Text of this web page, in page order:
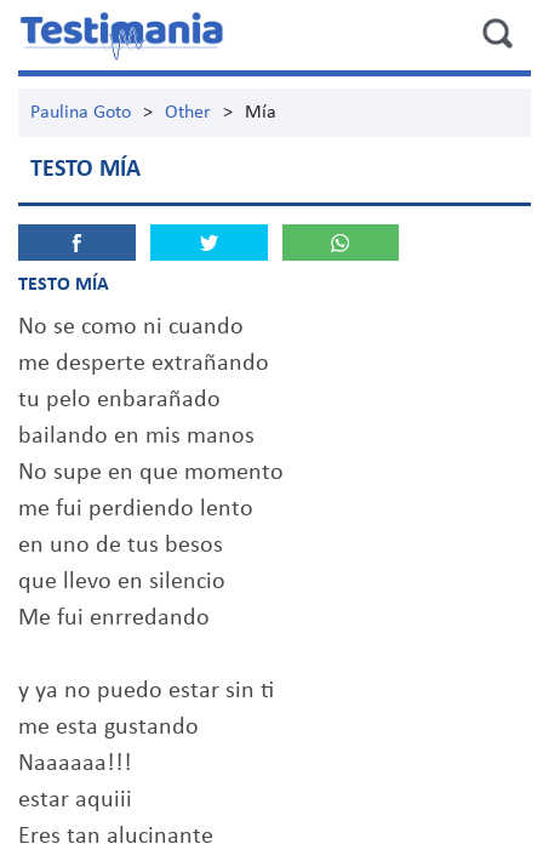
Paulina Goto > Other > Mía
TESTO MÍA
TESTO MÍA
No se como ni cuando
me desperte extrañando
tu pelo enbarañado
bailando en mis manos
No supe en que momento
me fui perdiendo lento
en uno de tus besos
que llevo en silencio
Me fui enrredando
y ya no puedo estar sin ti
me esta gustando
Naaaaaa!!!
estar aquiii
Eres tan alucinante